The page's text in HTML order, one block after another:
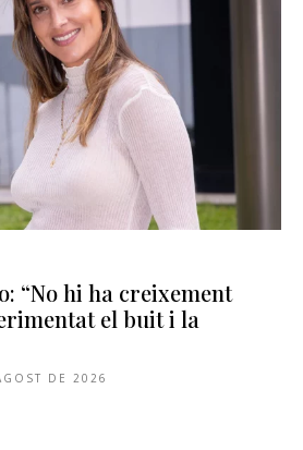
“No hi ha creixement
el buit i la
DE 2026